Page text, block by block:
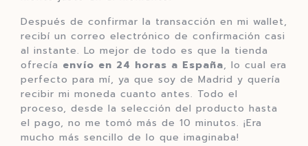
Después de confirmar la transacción en mi wallet,
recibí un correo electrónico de confirmación casi
al instante. Lo mejor de todo es que la tienda
ofrecía envío en 24 horas a España, lo cual era
perfecto para mí, ya que soy de Madrid y quería
recibir mi moneda cuanto antes. Todo el
proceso, desde la selección del producto hasta
el pago, no me tomó más de 10 minutos. ¡Era
mucho más sencillo de lo que imaginaba!